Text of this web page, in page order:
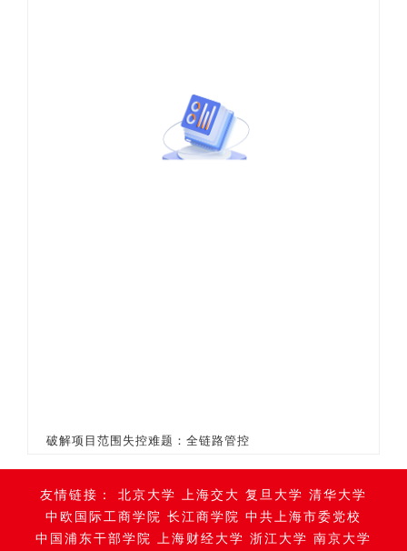
破解项目范围失控难题：全链路管控
友情链接： 北京大学 上海交大 复旦大学 清华大学
中欧国际工商学院 长江商学院 中共上海市委党校
中国浦东干部学院 上海财经大学 浙江大学 南京大学